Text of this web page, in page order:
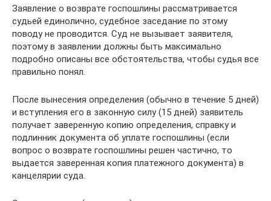
Заявление о возврате госпошлины рассматривается
судьей единолично, судебное заседание по этому
поводу не проводится. Суд не вызывает заявителя,
поэтому в заявлении должны быть максимально
подробно описаны все обстоятельства, чтобы судья все
правильно понял.
После вынесения определения (обычно в течение 5 дней)
и вступления его в законную силу (15 дней) заявитель
получает заверенную копию определения, справку и
подлинник документа об уплате госпошлины (если
вопрос о возврате госпошлины решен частично, то
выдается заверенная копия платежного документа) в
канцелярии суда.